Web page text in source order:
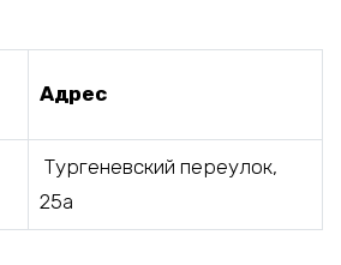
Адрес
Тургеневский переулок,
25а